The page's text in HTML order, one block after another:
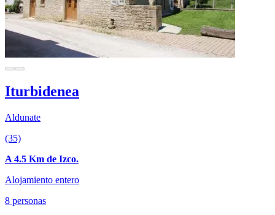
Iturbidenea
Aldunate
(35)
A 4.5 Km de Izco.
Alojamiento entero
8 personas